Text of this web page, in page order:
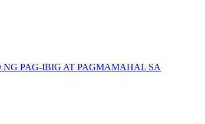
PAG-IBIG AT PAGMAMAHAL SA